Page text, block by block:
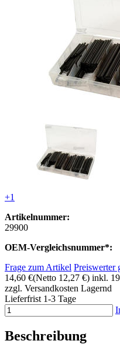
+1
Artikelnummer:
29900
OEM-Vergleichsnummer*:
Frage zum Artikel Preiswerter
14,60 €(Netto 12,27 €) inkl.
zzgl. Versandkosten Lagernd
Lieferfrist 1-3 Tage
Beschreibung